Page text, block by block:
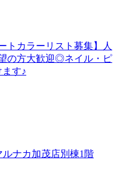
トカラーリスト募集】人
の方大歓迎◎ネイル・ピ
す♪
ルナカ加茂店別棟1階